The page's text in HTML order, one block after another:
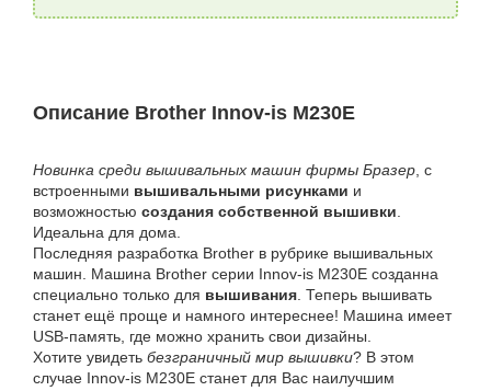
Описание Brother Innov-is M230E
Новинка среди вышивальных машин фирмы Бразер, с
встроенными вышивальными рисунками и
возможностью создания собственной вышивки.
Идеальна для дома.
Последняя разработка Brother в рубрике вышивальных
машин. Машина Brother серии Innov-is M230E созданна
специально только для вышивания. Теперь вышивать
станет ещё проще и намного интереснее! Машина имеет
USB-память, где можно хранить свои дизайны.
Хотите увидеть безграничный мир вышивки? В этом
случае Innov-is M230E станет для Вас наилучшим